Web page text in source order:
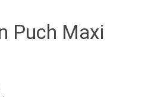
Puch Maxi